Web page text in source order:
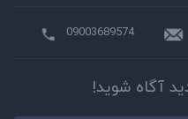
09003689574
آگاه شوید!